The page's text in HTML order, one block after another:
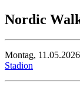
Nordic
Montag,
Stadion